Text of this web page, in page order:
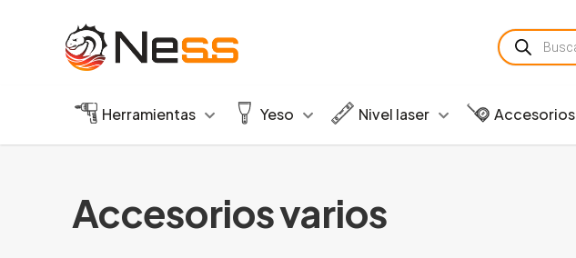
Búsqueda
de
productos
Herramientas Yeso Nivel laser Accesorios
Accesorios varios